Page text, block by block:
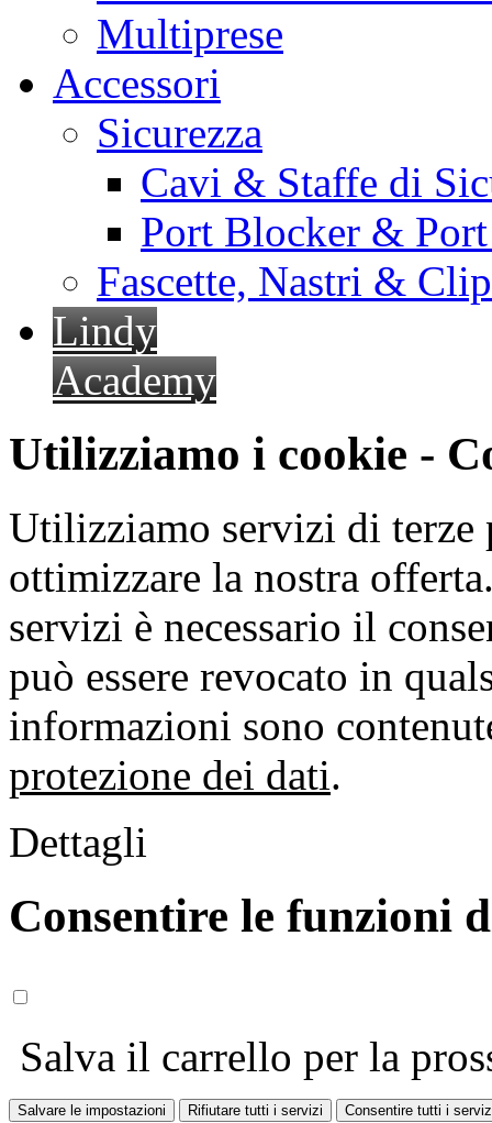
Multiprese
Accessori
Sicurezza
Cavi & Staffe di
Port Blocker &
Fascette, Nastri &
Lindy
Academy
Utilizziamo i cookie -
Utilizziamo servizi di terze
ottimizzare la nostra
servizi è necessario il
può essere revocato in
informazioni sono
protezione dei dati.
Dettagli
Consentire le funzioni
Salva il carrello per la
Salvare le impostazioni Rifiutare tutti i servizi Consentire tutti i